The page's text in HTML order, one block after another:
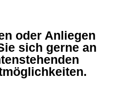
oder Anliegen
sich gerne an